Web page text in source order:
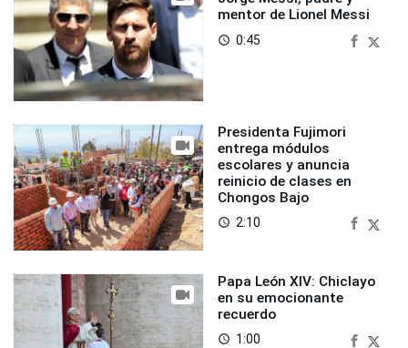
mentor de Lionel Messi
access_time 0:45
Presidenta Fujimori
entrega módulos
escolares y anuncia
reinicio de clases en
Chongos Bajo
access_time 2:10
Papa León XIV: Chiclayo
en su emocionante
recuerdo
access_time 1:00